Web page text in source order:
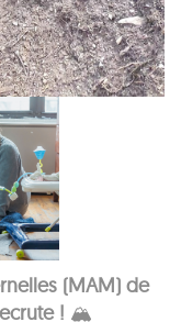
(MAM) de
! 🏔️